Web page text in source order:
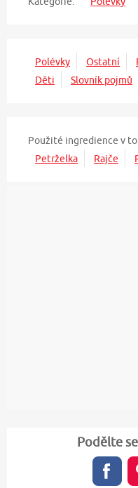
Polévky Ostatní
Děti
Slovník pojmů
Použité ingredience v
Petrželka
Rajče
Podělte